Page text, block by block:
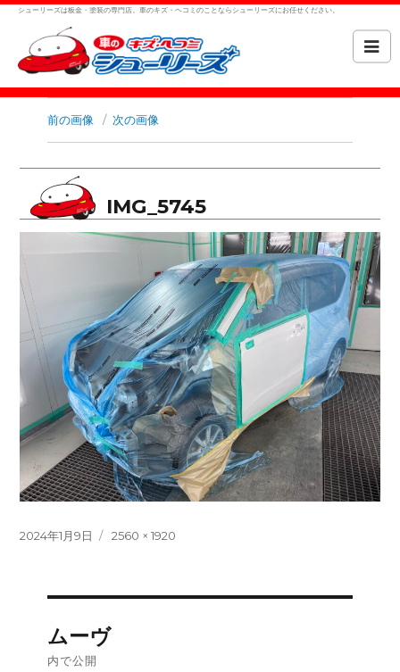
シューリーズは板金・塗装の専門店。車のキズ・ヘコミのことならシューリーズにお任せください。
前の画像 次の画像
IMG_5745
投
2024年1月9日
フ
2560 × 1920
稿
ムーヴ
内で公開